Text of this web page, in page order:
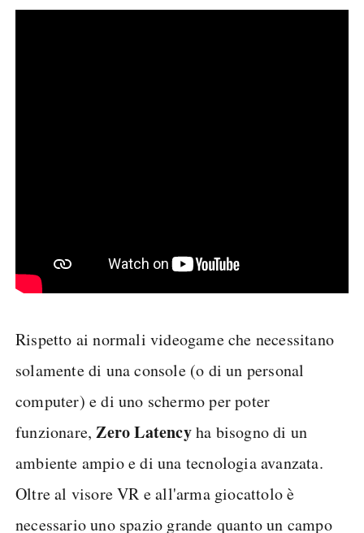
Rispetto ai normali videogame che necessitano
solamente di una console (o di un personal
computer) e di uno schermo per poter
funzionare,Zero Latencyha bisogno di un
ambiente ampio e di una tecnologia avanzata.
Oltre al visore VR e all'arma giocattolo è
necessario uno spazio grande quanto un campo